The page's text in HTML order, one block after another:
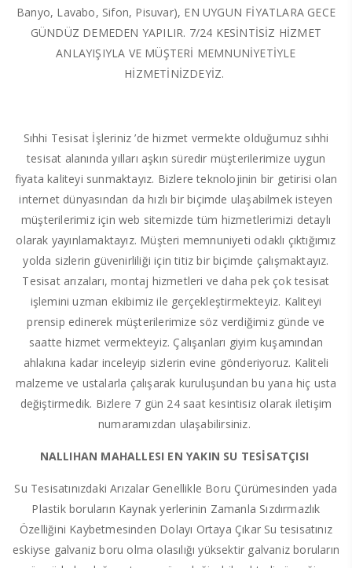
Banyo, Lavabo, Sifon, Pisuvar), EN UYGUN FİYATLARA GECE
GÜNDÜZ DEMEDEN YAPILIR. 7/24 KESİNTİSİZ HİZMET
ANLAYIŞIYLA VE MÜŞTERİ MEMNUNİYETİYLE
HİZMETİNİZDEYİZ.
Sıhhi Tesisat İşleriniz ’de hizmet vermekte olduğumuz sıhhi
tesisat alanında yılları aşkın süredir müşterilerimize uygun
fiyata kaliteyi sunmaktayız. Bizlere teknolojinin bir getirisi olan
internet dünyasından da hızlı bir biçimde ulaşabilmek isteyen
müşterilerimiz için web sitemizde tüm hizmetlerimizi detaylı
olarak yayınlamaktayız. Müşteri memnuniyeti odaklı çıktığımız
yolda sizlerin güvenirliliği için titiz bir biçimde çalışmaktayız.
Tesisat arızaları, montaj hizmetleri ve daha pek çok tesisat
işlemini uzman ekibimiz ile gerçekleştirmekteyiz. Kaliteyi
prensip edinerek müşterilerimize söz verdiğimiz günde ve
saatte hizmet vermekteyiz. Çalışanları giyim kuşamından
ahlakına kadar inceleyip sizlerin evine gönderiyoruz. Kaliteli
malzeme ve ustalarla çalışarak kuruluşundan bu yana hiç usta
değiştirmedik. Bizlere 7 gün 24 saat kesintisiz olarak iletişim
numaramızdan ulaşabilirsiniz.
NALLIHAN MAHALLESI EN YAKIN SU TESİSATÇISI
Su Tesisatınızdaki Arızalar Genellikle Boru Çürümesinden yada
Plastik boruların Kaynak yerlerinin Zamanla Sızdırmazlık
Özelliğini Kaybetmesinden Dolayı Ortaya Çıkar Su tesisatınız
eskiyse galvaniz boru olma olasılığı yüksektir galvaniz boruların